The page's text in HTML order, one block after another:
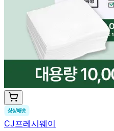
CJ프레시웨이